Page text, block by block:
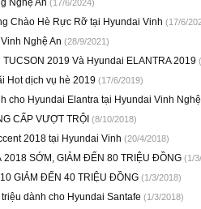
Nghệ An (17/6/2024)
Chào Hè Rực Rỡ tại Hyundai Vinh (17/6/
Nghệ An (28/9/2021)
2019 Và Hyundai ELANTRA 2019
Hot dịch vụ hè 2019 (17/6/2019)
cho Hyundai Elantra tại Hyundai Vinh
CẤP VƯỢT TRỘI (8/10/2018)
2018 tại Hyundai Vinh (20/4/2018)
2018 SỚM, GIẢM ĐẾN 80 TRIỆU ĐỒNG (1/
GIẢM ĐẾN 40 TRIỆU ĐỒNG (1/3/2018)
dành cho Hyundai Santafe (1/3/2018)